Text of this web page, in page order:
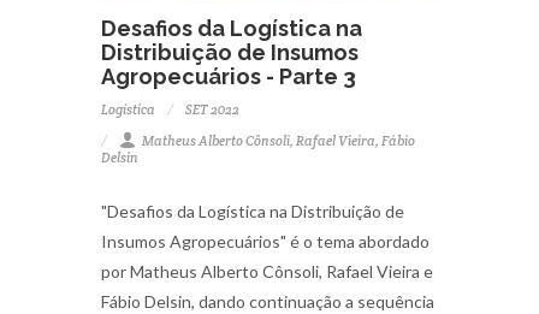
Desafios da Logística na
Distribuição de Insumos
Agropecuários - Parte 3
Logística
SET 2022
Matheus Alberto Cônsoli, Rafael Vieira, Fábio
Delsin
"Desafios da Logística na Distribuição de
Insumos Agropecuários" é o tema abordado
por Matheus Alberto Cônsoli, Rafael Vieira e
Fábio Delsin, dando continuação a sequência